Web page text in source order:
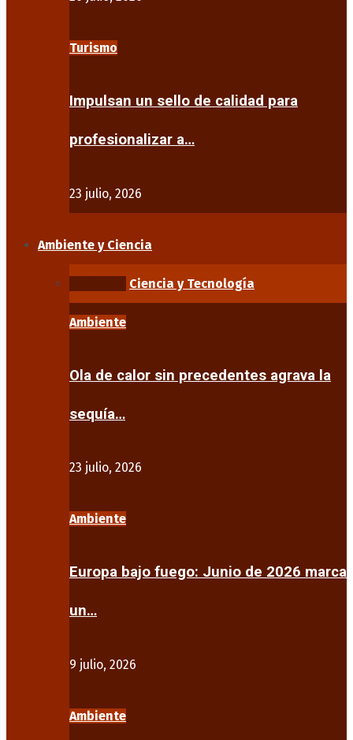
Turismo
Impulsan un sello de calidad para
profesionalizar a…
23 julio, 2026
Ambiente y Ciencia
Ciencia y Tecnología
Ambiente
Ola de calor sin precedentes agrava la
sequía…
23 julio, 2026
Ambiente
Europa bajo fuego: Junio de 2026 marca
un…
9 julio, 2026
Ambiente